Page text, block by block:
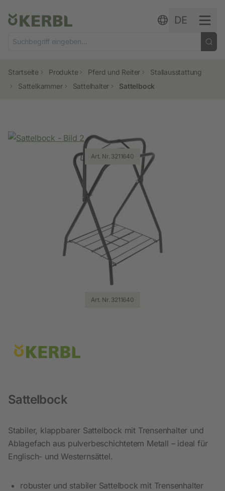
DE
Startseite Produkte Pferd und Reiter
Stallausstattung
Sattelkammer
Sattelhalter Sattelbock
Art. Nr. 3211640
Art. Nr. 3211640
Sattelbock
Stabiler, klappbarer Sattelbock mit Trensenhalter und
Ablagefach aus pulverbeschichtetem Metall – ideal für
Englisch- und Westernsättel.
robuster und stabiler Sattelbock mit Trensenhalter